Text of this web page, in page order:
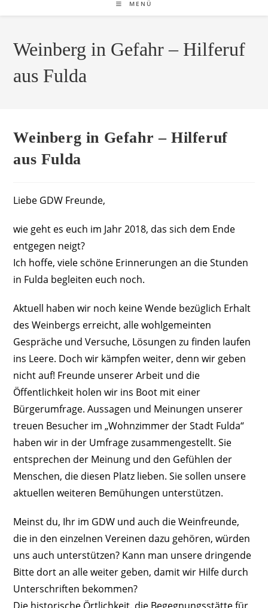
MENÜ
Weinberg in Gefahr – Hilferuf
aus Fulda
Weinberg in Gefahr – Hilferuf
aus Fulda
Liebe GDW Freunde,
wie geht es euch im Jahr 2018, das sich dem Ende
entgegen neigt?
Ich hoffe, viele schöne Erinnerungen an die Stunden
in Fulda begleiten euch noch.
Aktuell haben wir noch keine Wende bezüglich Erhalt
des Weinbergs erreicht, alle wohlgemeinten
Gespräche und Versuche, Lösungen zu finden laufen
ins Leere. Doch wir kämpfen weiter, denn wir geben
nicht auf! Freunde unserer Arbeit und die
Öffentlichkeit holen wir ins Boot mit einer
Bürgerumfrage. Aussagen und Meinungen unserer
treuen Besucher im „Wohnzimmer der Stadt Fulda“
haben wir in der Umfrage zusammengestellt. Sie
entsprechen der Meinung und den Gefühlen der
Menschen, die diesen Platz lieben. Sie sollen unsere
aktuellen weiteren Bemühungen unterstützen.
Meinst du, Ihr im GDW und auch die Weinfreunde,
die in den einzelnen Vereinen dazu gehören, würden
uns auch unterstützen? Kann man unsere dringende
Bitte dort an alle weiter geben, damit wir Hilfe durch
Unterschriften bekommen?